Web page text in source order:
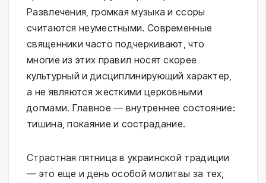
Развлечения, громкая музыка и ссоры
считаются неуместными. Современные
священники часто подчеркивают, что
многие из этих правил носят скорее
культурный и дисциплинирующий характер,
а не являются жесткими церковными
догмами. Главное — внутреннее состояние:
тишина, покаяние и сострадание.
Страстная пятница в украинской традиции
— это еще и день особой молитвы за тех,